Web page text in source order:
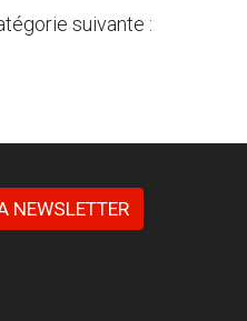
suivante :
NEWSLETTER